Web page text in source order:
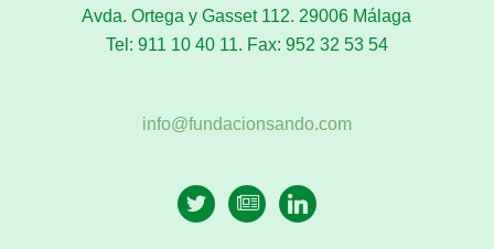
Avda. Ortega y Gasset 112. 29006 Málaga
Tel: 911 10 40 11. Fax: 952 32 53 54
info@fundacionsando.com
twitter
newspaper-
linkedin